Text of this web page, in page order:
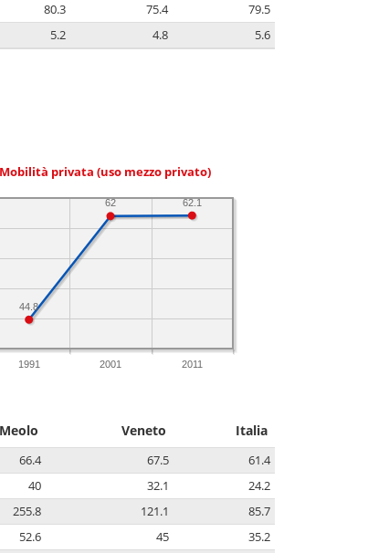
80.3 75.4
79.5
5.2 4.8 5.6
Mobilità privata (uso mezzo privato)
1991 2001 2011
62.1
62
44.8
Meolo Veneto Italia
66.4 67.5
61.4
40 32.1
24.2
255.8 121.1
85.7
52.6 45
35.2